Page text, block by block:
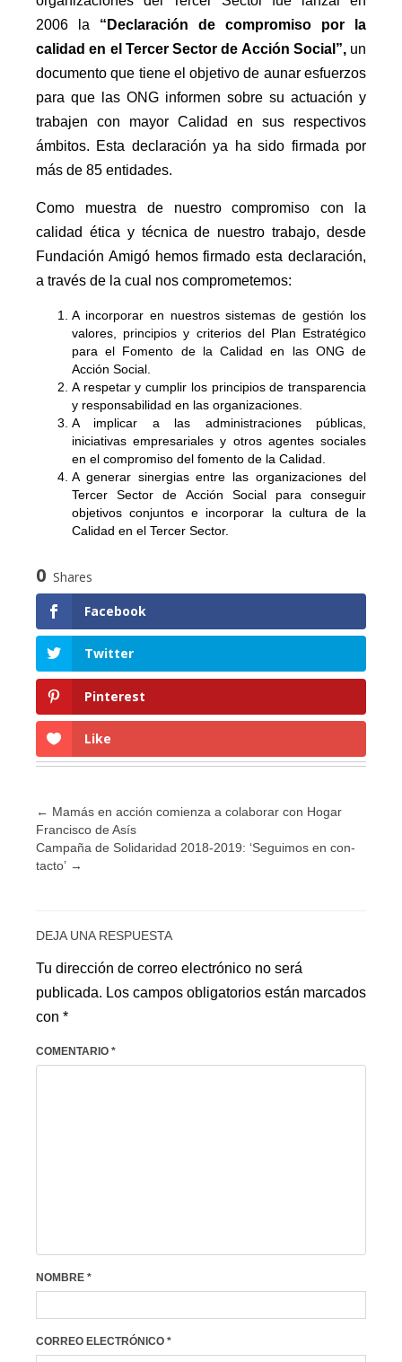
2006 la “Declaración de compromiso por la
calidad en el Tercer Sector de Acción Social”, un
documento que tiene el objetivo de aunar esfuerzos
para que las ONG informen sobre su actuación y
trabajen con mayor Calidad en sus respectivos
ámbitos. Esta declaración ya ha sido firmada por
más de 85 entidades.
Como muestra de nuestro compromiso con la
calidad ética y técnica de nuestro trabajo, desde
Fundación Amigó hemos firmado esta declaración,
a través de la cual nos comprometemos:
A incorporar en nuestros sistemas de gestión los
valores, principios y criterios del Plan Estratégico
para el Fomento de la Calidad en las ONG de
Acción Social.
A respetar y cumplir los principios de transparencia
y responsabilidad en las organizaciones.
A implicar a las administraciones públicas,
iniciativas empresariales y otros agentes sociales
en el compromiso del fomento de la Calidad.
A generar sinergias entre las organizaciones del
Tercer Sector de Acción Social para conseguir
objetivos conjuntos e incorporar la cultura de la
Calidad en el Tercer Sector.
0 Shares
Facebook
Twitter
Pinterest
Like
← Mamás en acción comienza a colaborar con Hogar
Francisco de Asís
Campaña de Solidaridad 2018-2019: ‘Seguimos en con-
tacto’ →
DEJA UNA RESPUESTA
Tu dirección de correo electrónico no será
publicada. Los campos obligatorios están marcados
con *
COMENTARIO *
NOMBRE *
CORREO ELECTRÓNICO *